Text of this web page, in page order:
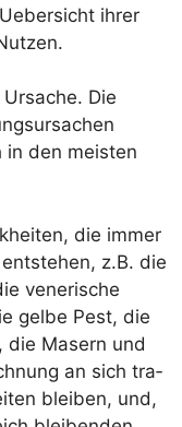
ihrer
Die
in den meis­ten
die immer
z.B. die
vene­ri­sche
gel­be Pest, die
die Masern und
an sich tra­
blei­ben, und,